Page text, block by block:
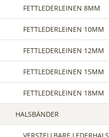
FETTLEDERLEINEN 8MM
FETTLEDERLEINEN 10MM
FETTLEDERLEINEN 12MM
FETTLEDERLEINEN 15MM
FETTLEDERLEINEN 18MM
HALSBÄNDER